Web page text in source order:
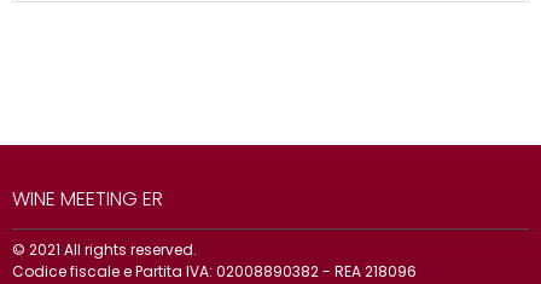
WINE MEETING ER
© 2021 All rights reserved.
Codice fiscale e Partita IVA: 02008890382 - REA 218096